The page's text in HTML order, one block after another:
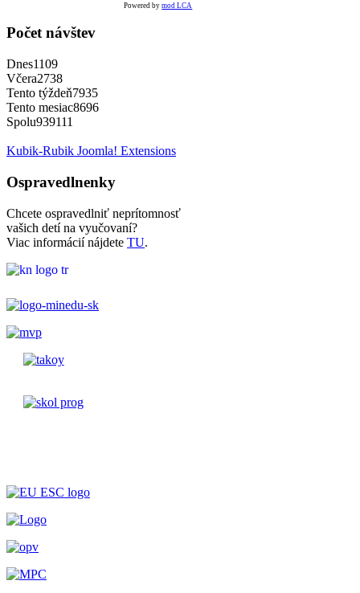
Powered bymod LCA
Počet návštev
Dnes1109
Včera2738
Tento týždeň7935
Tento mesiac8696
Spolu939111
Kubik-Rubik Joomla! Extensions
Ospravedlnenky
Chcete ospravedlniť neprítomnosť
vašich detí na vyučovaní?
Viac informácií nájdete TU.